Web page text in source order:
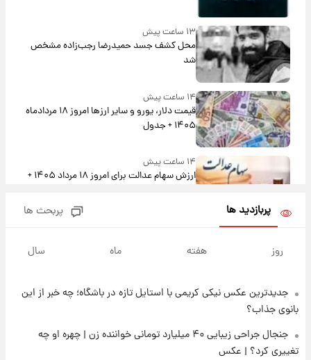
۱۳ ساعت پیش
محل کشف جسد حمیدرضا رجب‌زاده مشخص
شد
۱۴ ساعت پیش
قیمت دلار، یورو و سایر ارزها امروز ۱۸ مردادماه
۱۴۰۵ + جدول
۱۴ ساعت پیش
ارزش سهام عدالت برای امروز ۱۸ مرداد ۱۴۰۵ +
دل صحرا + عکس
۱۶ ساعت پیش
پربازدید ها پربحث ها
روز هفته ماه سال
جدیدترین عکس نیکی کریمی با استایل تازه در باشگاه؛ چه خبر از این
بانوی جذاب؟
جنجال جراحی زیبایی ۴۰ میلیارد تومانی خواننده زن | چهره او چه
تغییری کرد؟ | عکس